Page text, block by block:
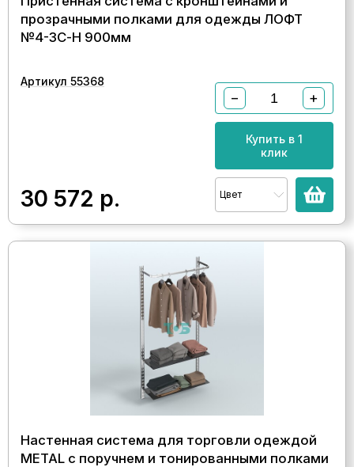
прозрачными полками для одежды ЛОФТ
№4-ЗС-Н 900мм
Артикул 55368
30 572 р.
− +
Купить в 1
клик
Цвет
Настенная система для торговли одеждой
METAL с поручнем и тонированными полками